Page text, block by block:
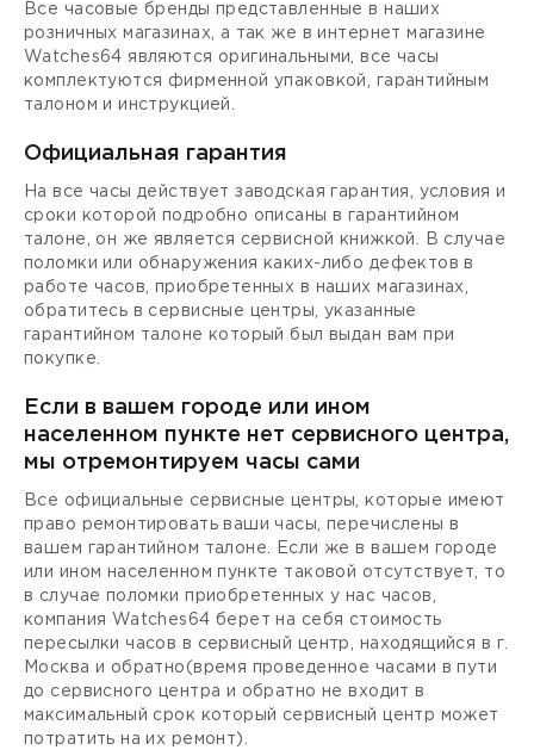
Все часовые бренды представленные в наших
розничных магазинах, а так же в интернет магазине
Watches64 являются оригинальными, все часы
комплектуются фирменной упаковкой, гарантийным
талоном и инструкцией.
Официальная гарантия
На все часы действует заводская гарантия, условия и
сроки которой подробно описаны в гарантийном
талоне, он же является сервисной книжкой. В случае
поломки или обнаружения каких-либо дефектов в
работе часов, приобретенных в наших магазинах,
обратитесь в сервисные центры, указанные
гарантийном талоне который был выдан вам при
покупке.
Если в вашем городе или ином
населенном пункте нет сервисного центра,
мы отремонтируем часы сами
Все официальные сервисные центры, которые имеют
право ремонтировать ваши часы, перечислены в
вашем гарантийном талоне. Если же в вашем городе
или ином населенном пункте таковой отсутствует, то
в случае поломки приобретенных у нас часов,
компания Watches64 берет на себя стоимость
пересылки часов в сервисный центр, находящийся в г.
Москва и обратно(время проведенное часами в пути
до сервисного центра и обратно не входит в
максимальный срок который сервисный центр может
потратить на их ремонт).